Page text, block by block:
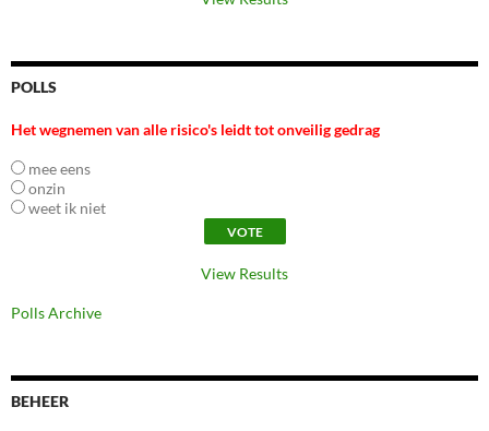
POLLS
Het wegnemen van alle risico's leidt tot onveilig gedrag
mee eens
onzin
weet ik niet
View Results
Polls Archive
BEHEER